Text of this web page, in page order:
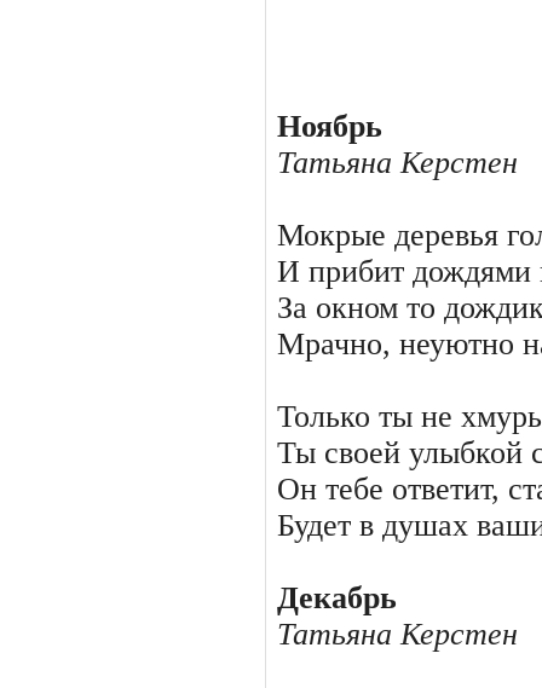
Ноябрь
Татьяна Керстен
Мокрые деревья
И прибит дождями
За окном то
Мрачно, неуютно
Только ты не
Ты своей улыбкой
Он тебе ответит,
Будет в душах
Декабрь
Татьяна Керстен